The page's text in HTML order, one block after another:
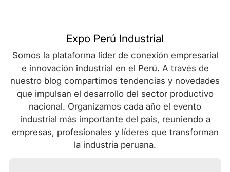
Expo Perú Industrial
Somos la plataforma líder de conexión empresarial
e innovación industrial en el Perú. A través de
nuestro blog compartimos tendencias y novedades
que impulsan el desarrollo del sector productivo
nacional. Organizamos cada año el evento
industrial más importante del país, reuniendo a
empresas, profesionales y líderes que transforman
la industria peruana.